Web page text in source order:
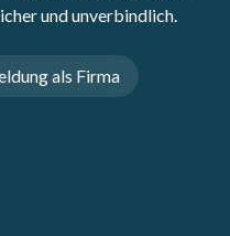
und unverbindlich.
als Firma